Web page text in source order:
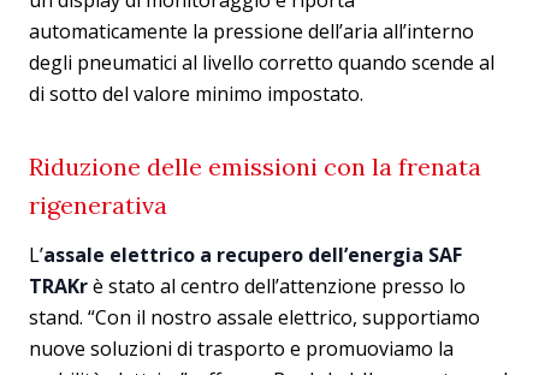
automaticamente la pressione dell’aria all’interno
degli pneumatici al livello corretto quando scende al
di sotto del valore minimo impostato.
Riduzione delle emissioni con la frenata
rigenerativa
L’assale elettrico a recupero dell’energia SAF
TRAKrè stato al centro dell’attenzione presso lo
stand. “Con il nostro assale elettrico, supportiamo
nuove soluzioni di trasporto e promuoviamo la